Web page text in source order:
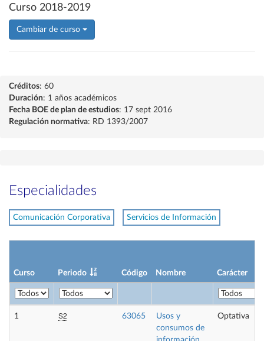
Curso 2018-2019
Cambiar de curso
Créditos: 60
Duración: 1 años académicos
Fecha BOE de plan de estudios: 17 sept 2016
Regulación normativa: RD 1393/2007
Especialidades
Comunicación Corporativa Servicios de Información
Curso Periodo Código Nombre Carácter
1 S2 63065
Usos y
consumos de
Optativa